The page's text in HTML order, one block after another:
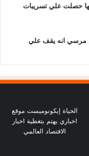
حصلت علي تسريبات
مرسي انه يقف علي
الحياة إيكونوميست موقع
اخباري يهتم بتغظية اخبار
الاقتصاد العالمي